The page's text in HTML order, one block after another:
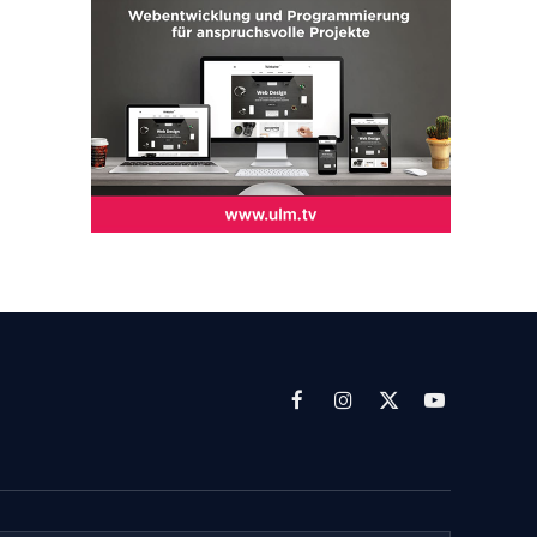
FacebookInstagram
X
YouTube